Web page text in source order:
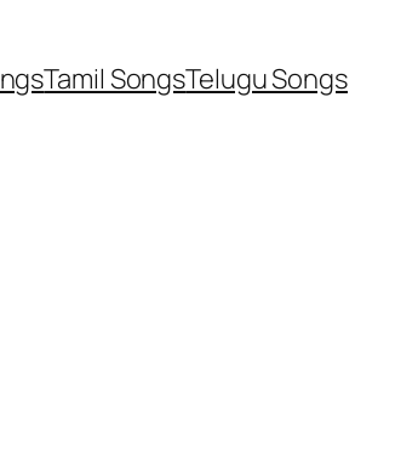
Tamil SongsTelugu Songs